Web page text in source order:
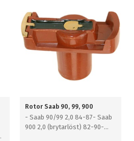
Rotor Saab 90, 99, 900
- Saab 90/99 2,0 84-87- Saab
900 2,0 (brytarlöst) 82-90-